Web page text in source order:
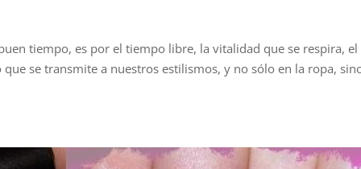
tiempo, es por el tiempo libre, la vitalidad que se respira, el
se transmite a nuestros estilismos, y no sólo en la ropa,